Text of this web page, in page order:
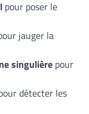
pour poser le
jauger la
singulière pour
détecter les